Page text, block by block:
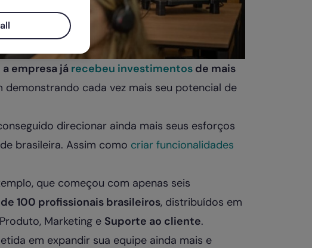
a empresa já recebeu investimentosde mais
demonstrando cada vez mais seu potencial de
direcionar ainda mais seus esforços
brasileira. Assim como criar funcionalidades
que começou com apenas seis
100 profissionais brasileiros, distribuídos em
Marketing e Suporte ao cliente.
em expandir sua equipe ainda mais e